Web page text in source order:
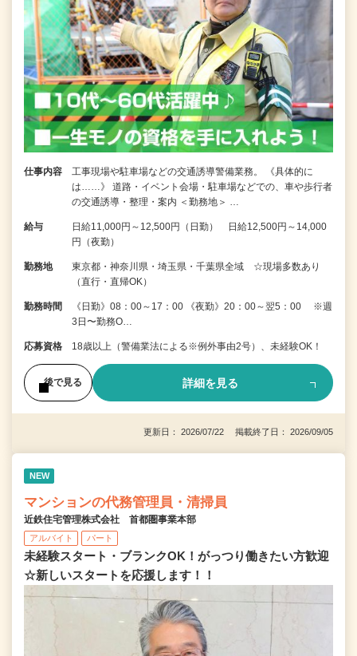
仕事内容
工事現場や駐車場などの交通誘導警備業務。 《具体的に
は……》 道路・イベント会場・駐車場などでの、車や歩行者
の交通誘導・整理・案内 ＜勤務地＞ …
給与
日給11,000円～12,500円（日勤） 日給12,500円～14,000
円（夜勤）
勤務地
東京都・神奈川県・埼玉県・千葉県全域 ☆現場多数あり
（直行・直帰OK）
勤務時間
《日勤》08：00～17：00 《夜勤》20：00～翌5：00 ※週
3日〜勤務O…
応募資格 18歳以上（警備業法による※例外事由2号）、未経験OK！
後で見る 詳細を見る
更新日： 2026/07/22 掲載終了日： 2026/09/05
NEW
マンションの代務管理員・清掃員
近鉄住宅管理株式会社 首都圏事業本部
アルバイト パート
未経験スタート・ブランクOK！がっつり働きたい方歓迎
☆新しいスタートを応援します！！